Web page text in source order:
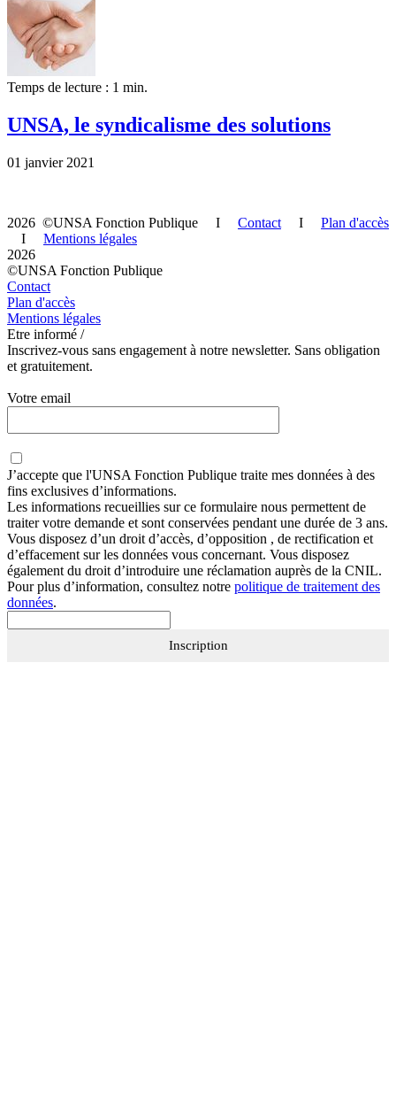
Temps de lecture : 1 min.
UNSA, le syndicalisme des solutions
01 janvier 2021
2026 ©UNSA Fonction Publique I Contact I Plan d'accès
I Mentions légales
2026
©UNSA Fonction Publique
Contact
Plan d'accès
Mentions légales
Etre informé /
Inscrivez-vous sans engagement à notre newsletter. Sans obligation
et gratuitement.
Votre email
J’accepte que l'UNSA Fonction Publique traite mes données à des
fins exclusives d’informations.
Les informations recueillies sur ce formulaire nous permettent de
traiter votre demande et sont conservées pendant une durée de 3 ans.
Vous disposez d’un droit d’accès, d’opposition , de rectification et
d’effacement sur les données vous concernant. Vous disposez
également du droit d’introduire une réclamation auprès de la CNIL.
Pour plus d’information, consultez notre politique de traitement des
données.
Inscription